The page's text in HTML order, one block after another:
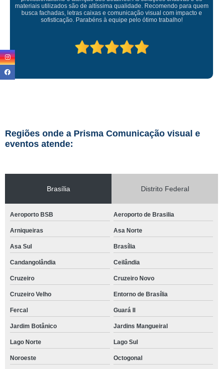
ficou perfeita, indico de olhos fechados
Regiões onde a Prisma Comunicação visual e
eventos atende:
Brasília Distrito Federal
Aeroporto BSB Aeroporto de Brasilia
Arniqueiras Asa Norte
Asa Sul Brasília
Candangolândia Ceilândia
Cruzeiro Cruzeiro Novo
Cruzeiro Velho Entorno de Brasília
Fercal Guará II
Jardim Botânico Jardins Mangueiral
Lago Norte Lago Sul
Noroeste Octogonal